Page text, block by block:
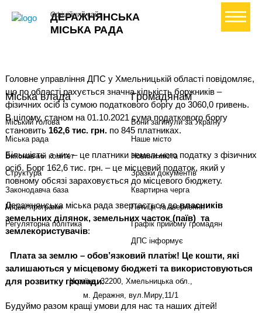
ДЕРАЖНЯНСЬКА
МІСЬКА РАДА
Офіційний сайт+ Створити петицію
Головне управління ДПС у Хмельницькій області повідомляє,
що по області рахується значна кількість боржників –
фізичних осіб із сумою податкового боргу до 3060,0 гривень.
В цілому, станом на 01.10.2021 сума податкового боргу
становить 162,6 тис. грн.по 845 платниках.
Більшість з них – це платники земельного податку з фізичних
осіб. Борг 162,6 тис. грн. – це місцевий податок, який у
повному обсязі зараховується до місцевого бюджету.
Деражнянська міська рада звертається довласників
земельних ділянок, земельних часток (паїв) та
землекористувачів:
Плата за землю – обов’язковий платіж! Це кошти, які
залишаються у місцевому бюджеті та використовуються
для розвитку громади.
Будуймо разом кращі умови для нас та наших дітей!
Міська влада
Міський голова
Міська рада
Виконавчий комітет
Структура
Законодавча база
Міські програми
Регуляторна політика
Громадянам
Вони загинули за Україну
Наше місто
Новини міста
Зразки документів
Квартирна черга
Петиції та звернення
Графік прийому громадян
ДПС інформує
Україна, 32200, Хмельницька обл.,
м. Деражня, вул.Миру,11/1